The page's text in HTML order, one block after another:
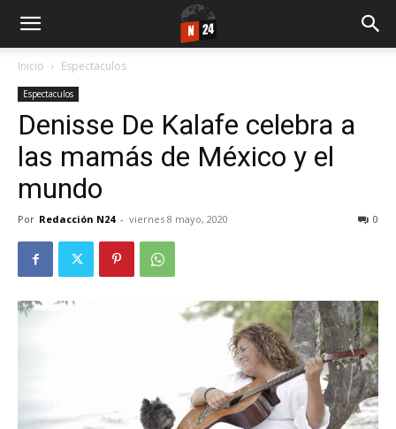
Inicio Espectaculos
Espectaculos
Denisse De Kalafe celebra a
las mamás de México y el
mundo
Por Redacción N24 - viernes 8 mayo, 2020 0